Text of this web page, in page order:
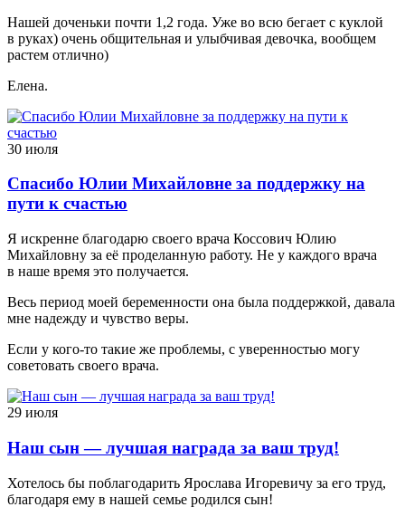
Нашей доченьки почти 1,2 года. Уже во всю бегает с куклой
в руках) очень общительная и улыбчивая девочка, вообщем
растем отлично)
Елена.
30 июля
Спасибо Юлии Михайловне за поддержку на
пути к счастью
Я искренне благодарю своего врача Коссович Юлию
Михайловну за её проделанную работу. Не у каждого врача
в наше время это получается.
Весь период моей беременности она была поддержкой, давала
мне надежду и чувство веры.
Если у кого-то такие же проблемы, с уверенностью могу
советовать своего врача.
29 июля
Наш сын — лучшая награда за ваш труд!
Хотелось бы поблагодарить Ярослава Игоревичу за его труд,
благодаря ему в нашей семье родился сын!